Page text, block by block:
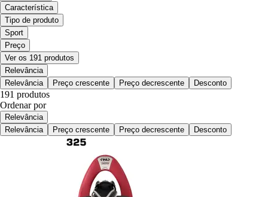
Característica
Tipo de produto
Sport
Preço
Ver os 191 produtos
Relevância
Relevância
Preço crescente Preço decrescente Desconto
191 produtos
Ordenar por
Relevância
Relevância
Preço crescente Preço decrescente Desconto